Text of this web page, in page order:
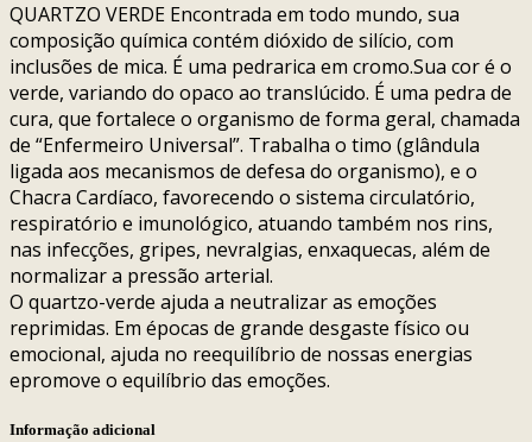
QUARTZO VERDE Encontrada em todo mundo, sua
composição química contém dióxido de silício, com
inclusões de mica. É uma pedrarica em cromo.Sua cor é o
verde, variando do opaco ao translúcido. É uma pedra de
cura, que fortalece o organismo de forma geral, chamada
de “Enfermeiro Universal”. Trabalha o timo (glândula
ligada aos mecanismos de defesa do organismo), e o
Chacra Cardíaco, favorecendo o sistema circulatório,
respiratório e imunológico, atuando também nos rins,
nas infecções, gripes, nevralgias, enxaquecas, além de
normalizar a pressão arterial.
O quartzo-verde ajuda a neutralizar as emoções
reprimidas. Em épocas de grande desgaste físico ou
emocional, ajuda no reequilíbrio de nossas energias
epromove o equilíbrio das emoções.
Informação adicional